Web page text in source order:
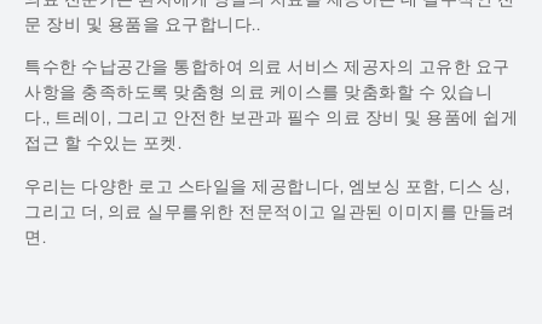
문 장비 및 용품을 요구합니다..
특수한 수납공간을 통합하여 의료 서비스 제공자의 고유한 요구
사항을 충족하도록 맞춤형 의료 케이스를 맞춤화할 수 있습니
다., 트레이, 그리고 안전한 보관과 필수 의료 장비 및 용품에 쉽게
접근 할 수있는 포켓.
우리는 다양한 로고 스타일을 제공합니다, 엠보싱 포함, 디스 싱,
그리고 더, 의료 실무를위한 전문적이고 일관된 이미지를 만들려
면.